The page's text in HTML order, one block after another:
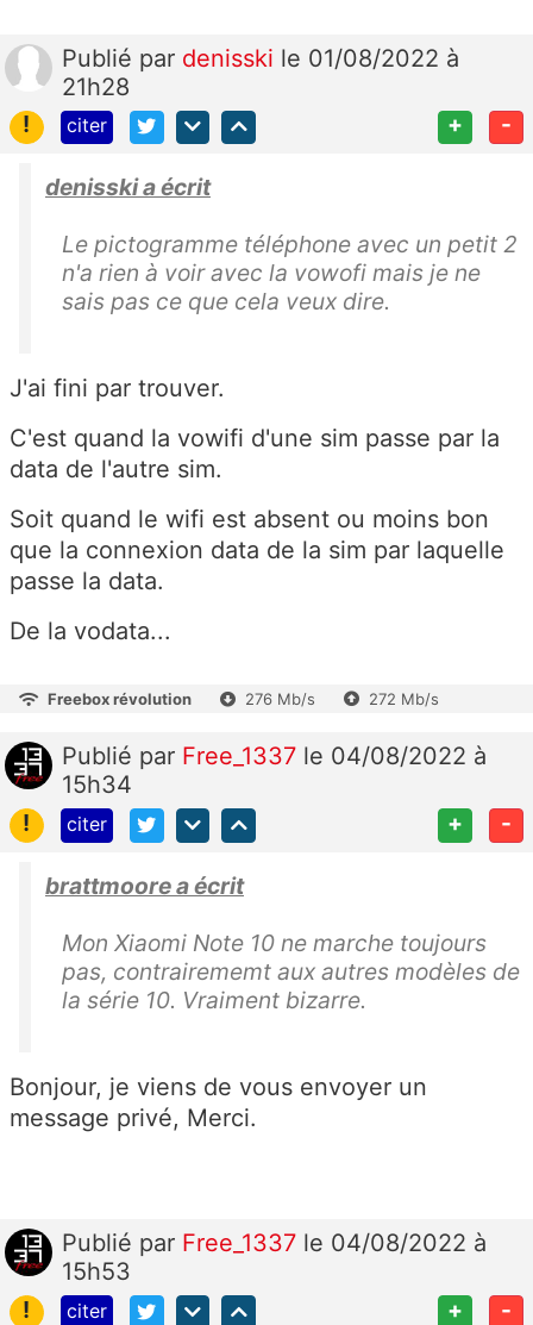
Publié par denisski le 01/08/2022 à
21h28
!
citer + -
denisski a écrit
Le pictogramme téléphone avec un petit 2
n'a rien à voir avec la vowofi mais je ne
sais pas ce que cela veux dire.
J'ai fini par trouver.
C'est quand la vowifi d'une sim passe par la
data de l'autre sim.
Soit quand le wifi est absent ou moins bon
que la connexion data de la sim par laquelle
passe la data.
De la vodata...
Freebox révolution 276 Mb/s 272 Mb/s
Publié par Free_1337 le 04/08/2022 à
15h34
!
citer + -
brattmoore a écrit
Mon Xiaomi Note 10 ne marche toujours
pas, contrairememt aux autres modèles de
la série 10. Vraiment bizarre.
Bonjour, je viens de vous envoyer un
message privé, Merci.
Publié par Free_1337 le 04/08/2022 à
15h53
!
citer + -